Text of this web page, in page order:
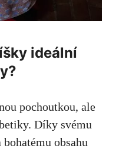
ideální
pochoutkou, ale
‍Díky svému‌
obsahu